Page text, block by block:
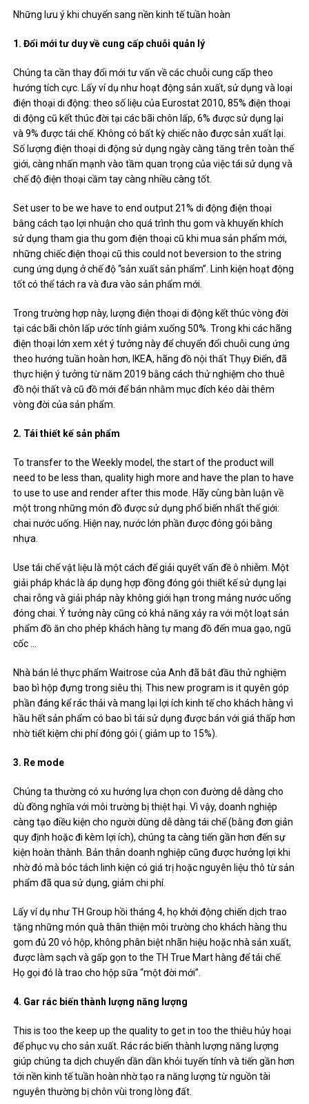
Những lưu ý khi chuyển sang nền kinh tế tuần hoàn
1. Đổi mới tư duy về cung cấp chuỗi quản lý
Chúng ta cần thay đổi mới tư vấn về các chuỗi cung cấp theo
hướng tích cực. Lấy ví dụ như hoạt động sản xuất, sử dụng và loại
điện thoại di động: theo số liệu của Eurostat 2010, 85% điện thoại
di động cũ kết thúc đời tại các bãi chôn lấp, 6% được sử dụng lại
và 9% được tái chế. Không có bất kỳ chiếc nào được sản xuất lại.
Số lượng điện thoại di động sử dụng ngày càng tăng trên toàn thế
giới, càng nhấn mạnh vào tầm quan trọng của việc tái sử dụng và
chế độ điện thoại cầm tay càng nhiều càng tốt.
Set user to be we have to end output 21% di động điện thoại
bằng cách tạo lợi nhuận cho quá trình thu gom và khuyến khích
sử dụng tham gia thu gom điện thoại cũ khi mua sản phẩm mới,
những chiếc điện thoại cũ this could not beversion to the string
cung ứng dụng ở chế độ “sản xuất sản phẩm”. Linh kiện hoạt động
tốt có thể tách ra và đưa vào sản phẩm mới.
Trong trường hợp này, lượng điện thoại di động kết thúc vòng đời
tại các bãi chôn lấp ước tính giảm xuống 50%. Trong khi các hãng
điện thoại lớn xem xét ý tưởng này để chuyển đổi chuỗi cung ứng
theo hướng tuần hoàn hơn, IKEA, hãng đồ nội thất Thụy Điển, đã
thực hiện ý tưởng từ năm 2019 bằng cách thử nghiệm cho thuê
đồ nội thất và cũ đồ mới để bán nhằm mục đích kéo dài thêm
vòng đời của sản phẩm.
2. Tái thiết kế sản phẩm
To transfer to the Weekly model, the start of the product will
need to be less than, quality high more and have the plan to have
to use to use and render after this mode. Hãy cùng bàn luận về
một trong những món đồ được sử dụng phổ biến nhất thế giới:
chai nước uống. Hiện nay, nước lớn phần được đóng gói bằng
nhựa.
Use tái chế vật liệu là một cách để giải quyết vấn đề ô nhiễm. Một
giải pháp khác là áp dụng hợp đồng đóng gói thiết kế sử dụng lại
chai rỗng và giải pháp này không giới hạn trong mảng nước uống
đóng chai. Ý tưởng này cũng có khả năng xảy ra với một loạt sản
phẩm đồ ăn cho phép khách hàng tự mang đồ đến mua gạo, ngũ
cốc …
Nhà bán lẻ thực phẩm Waitrose của Anh đã bắt đầu thử nghiệm
bao bì hộp đựng trong siêu thị. This new program is it quyên góp
phần đáng kể rác thải và mang lại lợi ích kinh tế cho khách hàng vì
hầu hết sản phẩm có bao bì tái sử dụng được bán với giá thấp hơn
nhờ tiết kiệm chi phí đóng gói ( giảm up to 15%).
3. Re mode
Chúng ta thường có xu hướng lựa chọn con đường dễ dàng cho
dù đồng nghĩa với môi trường bị thiệt hại. Vì vậy, doanh nghiệp
càng tạo điều kiện cho người dùng dễ dàng tái chế (bằng đơn giản
quy định hoặc đi kèm lợi ích), chúng ta càng tiến gần hơn đến sự
kiện hoàn thành. Bản thân doanh nghiệp cũng được hưởng lợi khi
nhờ đó mà bóc tách linh kiện có giá trị hoặc nguyên liệu thô từ sản
phẩm đã qua sử dụng, giảm chi phí.
Lấy ví dụ như TH Group hồi tháng 4, họ khởi động chiến dịch trao
tặng những món quà thân thiện môi trường cho khách hàng thu
gom đủ 20 vỏ hộp, không phân biệt nhãn hiệu hoặc nhà sản xuất,
được làm sạch và gấp gọn to the TH True Mart hàng để tái chế.
Họ gọi đó là trao cho hộp sữa “một đời mới”.
4. Gar rác biến thành lượng năng lượng
This is too the keep up the quality to get in too the thiêu hủy hoại
để phục vụ cho sản xuất. Rác rác biến thành lượng năng lượng
giúp chúng ta dịch chuyển dần dần khỏi tuyến tính và tiến gần hơn
tới nền kinh tế tuần hoàn nhờ tạo ra năng lượng từ nguồn tài
nguyên thường bị chôn vùi trong lòng đất.